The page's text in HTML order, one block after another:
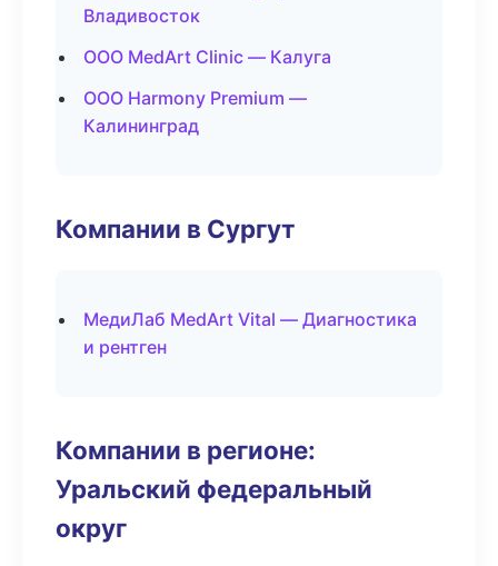
Владивосток
ООО MedArt Clinic — Калуга
ООО Harmony Premium —
Калининград
Компании в Сургут
МедиЛаб MedArt Vital — Диагностика
и рентген
Компании в регионе:
Уральский федеральный
округ